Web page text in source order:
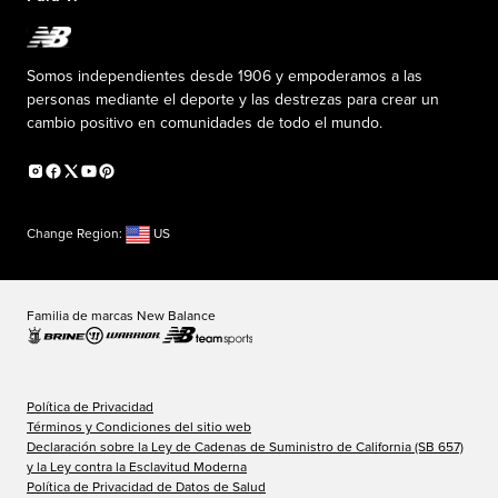
Reconsidered
Fundación New Balance
Carreras
La PISTA en New Balance
Sala de prensa
Información sobre el plan médico
Descuentos especiales
Programa de afiliados
Productos falsificados
Declaración de accesibilidad
Somos independientes desde 1906 y empoderamos a las
personas mediante el deporte y las destrezas para crear un
cambio positivo en comunidades de todo el mundo.
Change Region: US
Familia de marcas New Balance
Política de Privacidad
Términos y Condiciones del sitio web
Declaración sobre la Ley de Cadenas de Suministro de California (SB 657)
y la Ley contra la Esclavitud Moderna
Política de Privacidad de Datos de Salud